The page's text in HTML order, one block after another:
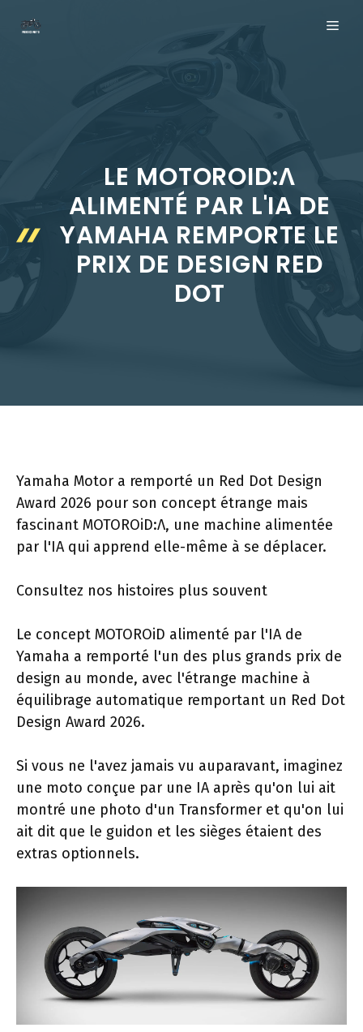
LE MOTOROID:Λ
ALIMENTÉ PAR L'IA DE
YAMAHA REMPORTE LE
PRIX DE DESIGN RED
DOT
Yamaha Motor a remporté un Red Dot Design
Award 2026 pour son concept étrange mais
fascinant MOTOROiD:Λ, une machine alimentée
par l'IA qui apprend elle-même à se déplacer.
Consultez nos histoires plus souvent
Le concept MOTOROiD alimenté par l'IA de
Yamaha a remporté l'un des plus grands prix de
design au monde, avec l'étrange machine à
équilibrage automatique remportant un Red Dot
Design Award 2026.
Si vous ne l'avez jamais vu auparavant, imaginez
une moto conçue par une IA après qu'on lui ait
montré une photo d'un Transformer et qu'on lui
ait dit que le guidon et les sièges étaient des
extras optionnels.